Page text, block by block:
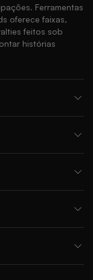
Ferramentas
oferece faixas,
feitos sob
histórias